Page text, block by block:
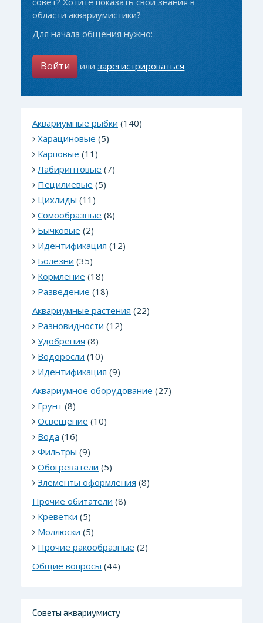
области аквариумистики?
Для начала общения нужно:
Войти илизарегистрироваться
Аквариумные рыбки (140)
Харациновые (5)
Карповые (11)
Лабиринтовые (7)
Пецилиевые (5)
Цихлиды (11)
Сомообразные (8)
Бычковые (2)
Идентификация (12)
Болезни (35)
Кормление (18)
Разведение (18)
Аквариумные растения (22)
Разновидности (12)
Удобрения (8)
Водоросли (10)
Идентификация (9)
Аквариумное оборудование (27)
Грунт (8)
Освещение (10)
Вода (16)
Фильтры (9)
Обогреватели (5)
Элементы оформления (8)
Прочие обитатели (8)
Креветки (5)
Моллюски (5)
Прочие ракообразные (2)
Общие вопросы (44)
Советы аквариумисту